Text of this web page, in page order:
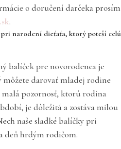
o doručení darčeka prosím
.
narodení dieťaťa, ktorý poteší celú
balíček pre novorodenca je
darovať mladej rodine
pozornosť, ktorú rodina
je dôležitá a zostáva milou
naše sladké balíčky pri
deň hrdým rodičom.